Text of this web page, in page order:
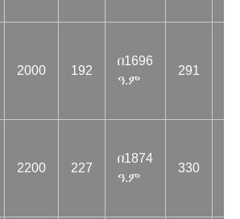
2000 192
በ1696
ዓ.ም
291
2200 227
በ1874
ዓ.ም
330